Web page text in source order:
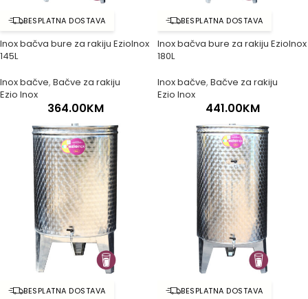
BESPLATNA DOSTAVA
Inox bačva bure za rakiju EzioInox
145L
Inox bačve, Bačve za rakiju
Ezio Inox
364.00KM
BESPLATNA DOSTAVA
Inox bačva bure za rakiju EzioInox
180L
Inox bačve, Bačve za rakiju
Ezio Inox
441.00KM
BESPLATNA DOSTAVA BESPLATNA DOSTAVA